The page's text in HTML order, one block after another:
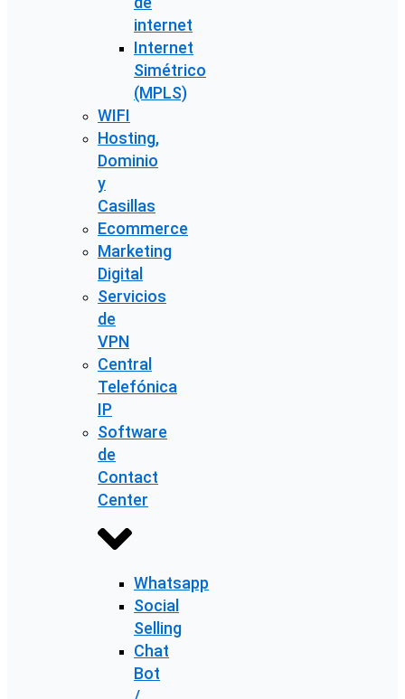
internet
Internet
Simétrico
(MPLS)
WIFI
Hosting,
Dominio
y
Casillas
Ecommerce
Marketing
Digital
Servicios
de
VPN
Central
Telefónica
IP
Software
de
Contact
Center
Whatsapp
Social
Selling
Chat
Bot